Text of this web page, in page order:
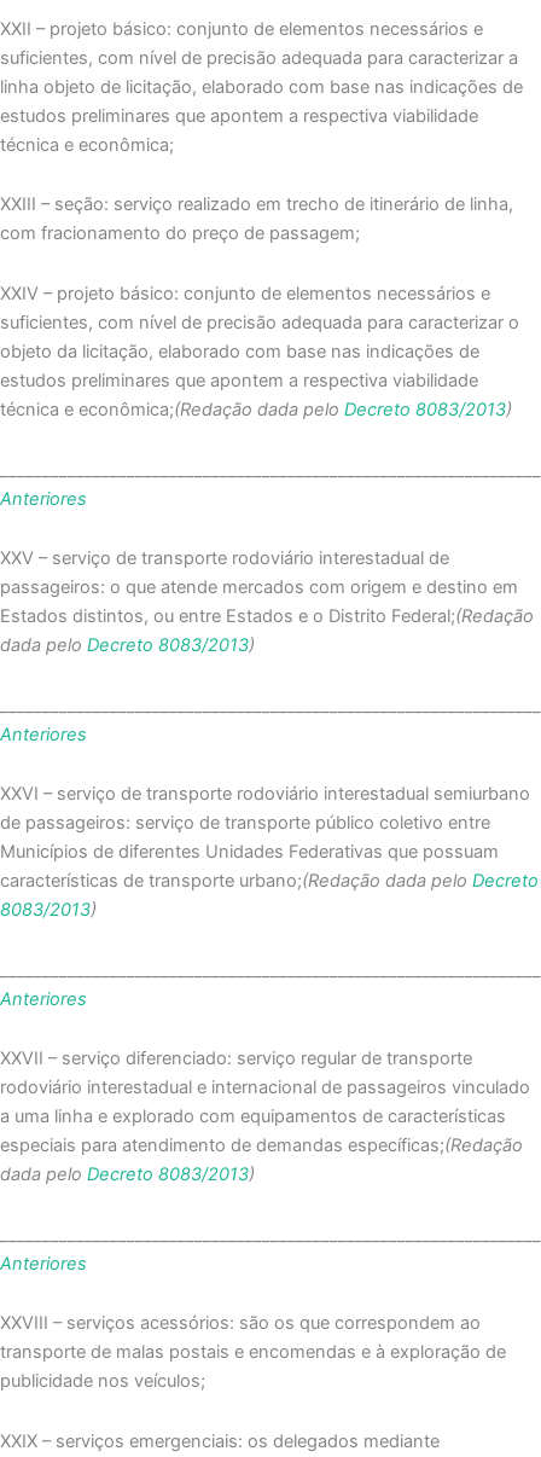
XXII – projeto básico: conjunto de elementos necessários e
suficientes, com nível de precisão adequada para caracterizar a
linha objeto de licitação, elaborado com base nas indicações de
estudos preliminares que apontem a respectiva viabilidade
técnica e econômica;
XXIII – seção: serviço realizado em trecho de itinerário de linha,
com fracionamento do preço de passagem;
XXIV – projeto básico: conjunto de elementos necessários e
suficientes, com nível de precisão adequada para caracterizar o
objeto da licitação, elaborado com base nas indicações de
estudos preliminares que apontem a respectiva viabilidade
técnica e econômica;(Redação dada pelo Decreto 8083/2013)
Anteriores
XXV – serviço de transporte rodoviário interestadual de
passageiros: o que atende mercados com origem e destino em
Estados distintos, ou entre Estados e o Distrito Federal;(Redação
dada pelo Decreto 8083/2013)
Anteriores
XXVI – serviço de transporte rodoviário interestadual semiurbano
de passageiros: serviço de transporte público coletivo entre
Municípios de diferentes Unidades Federativas que possuam
características de transporte urbano;(Redação dada pelo Decreto
8083/2013)
Anteriores
XXVII – serviço diferenciado: serviço regular de transporte
rodoviário interestadual e internacional de passageiros vinculado
a uma linha e explorado com equipamentos de características
especiais para atendimento de demandas específicas;(Redação
dada pelo Decreto 8083/2013)
Anteriores
XXVIII – serviços acessórios: são os que correspondem ao
transporte de malas postais e encomendas e à exploração de
publicidade nos veículos;
XXIX – serviços emergenciais: os delegados mediante